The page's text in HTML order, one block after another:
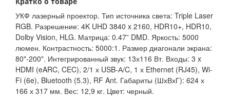
УКФ лазерный проектор. Тип источника света: Triple Laser
RGB. Разрешение: 4K UHD 3840 x 2160, HDR10+, HDR10,
Dolby Vision, HLG. Матрица: 0.47” DMD. Яркость: 5000
люмен. Контрастность: 5000:1. Размер диагонали экрана:
80"-200". Интегрированный звук: 13х116 Вт. Входы: 3 x
HDMI (eARC, CEC), 2/1 х USB-А/C, 1 х Ethernet (RJ45), Wi-
Fi (6e), Bluetooth (5.3), RF Ant. Габариты (ШхВхГ): 624 х
166 х 317 мм. Вес: 12,9 кг. Цвет: черный.